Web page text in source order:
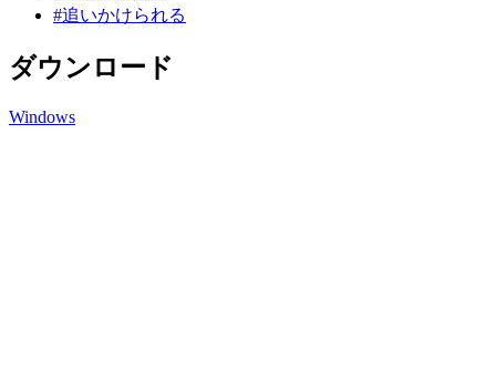
#追いかけられる
ダウンロード
Windows